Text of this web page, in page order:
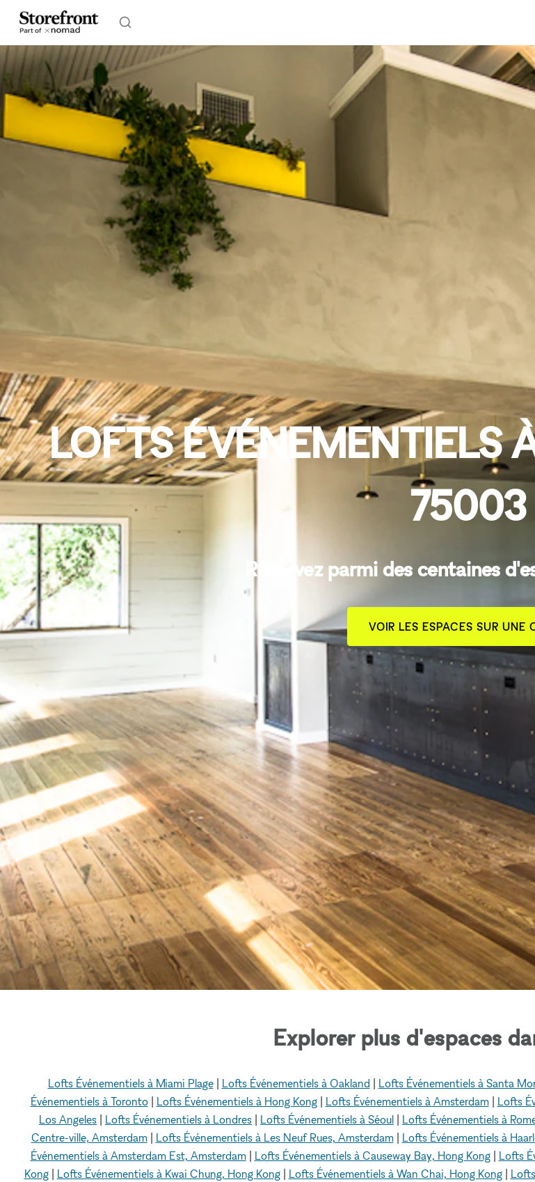
LOFTS ÉVÉNEMENTIELS
75003
Réservez parmi des centaines
VOIR LES ESPACES SUR UNE
Explorer plus d'espaces
Lofts Événementiels à Miami Plage| Lofts Événementiels à Oakland Lofts Événementiels à Santa
Événementiels à Toronto| Lofts Événementiels à Hong Kong| Lofts Événementiels à Amsterdam| Lofts
Los Angeles
Lofts Événementiels à Londres Lofts Événementiels à Séoul Lofts Événementiels à
Centre-ville, Amsterdam| Lofts Événementiels à Les Neuf Rues, Amsterdam| Lofts Événementiels à
Événementiels à Amsterdam Est, Amsterdam| Lofts Événementiels à Causeway Bay, Hong Kong| Lofts
Kong| Lofts Événementiels à Kwai Chung, Hong Kong| Lofts Événementiels à Wan Chai, Hong Kong|